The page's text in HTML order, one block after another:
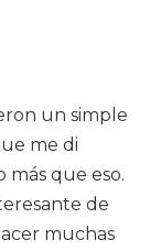
un simple
me di
que eso.
de
muchas